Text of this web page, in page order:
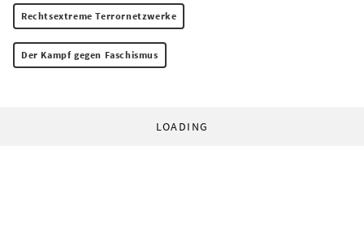
Rechtsextreme Terrornetzwerke
Der Kampf gegen Faschismus
LOADING